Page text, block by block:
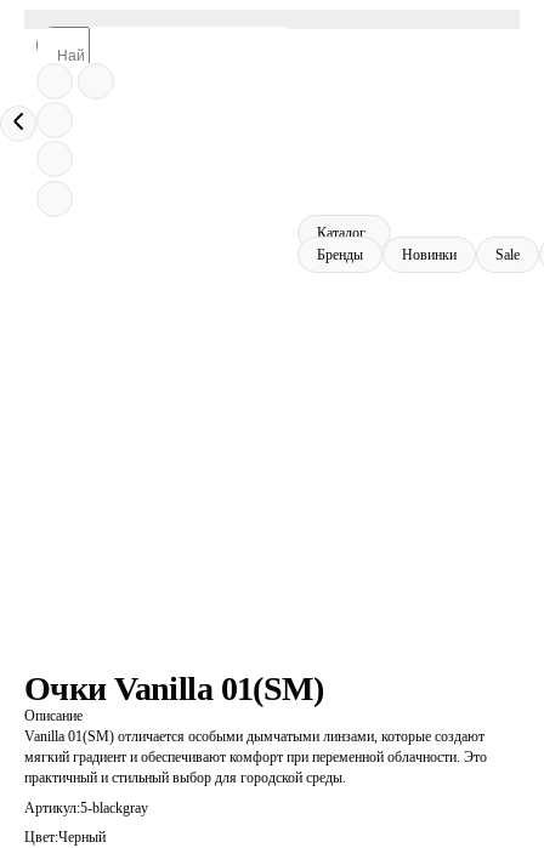
Каталог
Бренды
Новинки Sale
Очки Vanilla 01(SM)
Описание
Vanilla 01(SM) отличается особыми дымчатыми линзами, которые создают
мягкий градиент и обеспечивают комфорт при переменной облачности. Это
практичный и стильный выбор для городской среды.
Артикул:5-blackgray
Цвет:Черный